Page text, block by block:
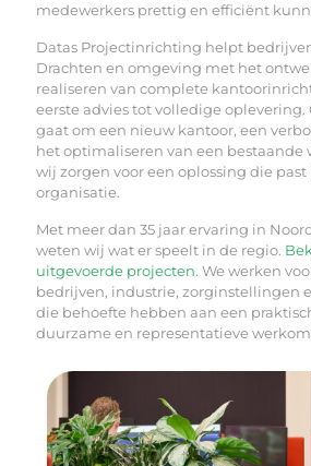
medewerkers prettig en efficiënt
Datas Projectinrichting helpt
Drachten en omgeving met het
realiseren van complete
eerste advies tot volledige oplevering.
gaat om een nieuw kantoor, een
het optimaliseren van een bestaande
wij zorgen voor een oplossing die
organisatie.
Met meer dan 35 jaar ervaring in
weten wij wat er speelt in de regio.
uitgevoerde projecten. We werken
bedrijven, industrie, zorginstellingen
die behoefte hebben aan een
duurzame en representatieve